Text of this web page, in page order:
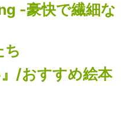
-豪快で繊細な
ち
/おすすめ絵本